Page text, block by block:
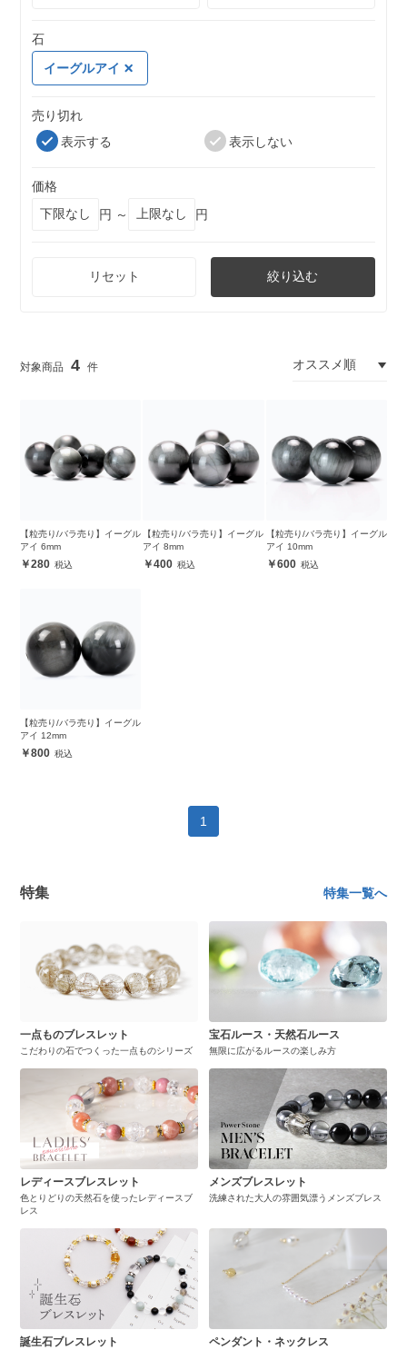
石
イーグルアイ
売り切れ
表示する
表示しない
価格
円 ～
円
リセット 絞り込む
4
【粒売り/バラ売り】イーグル
アイ 6mm
280
【粒売り/バラ売り】イーグル
アイ 8mm
400
【粒売り/バラ売り】イーグル
アイ 10mm
600
【粒売り/バラ売り】イーグル
アイ 12mm
800
1
特集 特集一覧へ
一点ものブレスレット
こだわりの石でつくった一点ものシリーズ
宝石ルース・天然石ルース
無限に広がるルースの楽しみ方
レディースブレスレット
色とりどりの天然石を使ったレディースブ
レス
メンズブレスレット
洗練された大人の雰囲気漂うメンズブレス
誕生石ブレスレット ペンダント・ネックレス